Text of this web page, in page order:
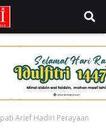
Arief Hadiri Perayaan